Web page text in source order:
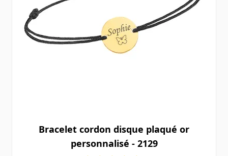
Bracelet cordon disque plaqué or
personnalisé - 2129